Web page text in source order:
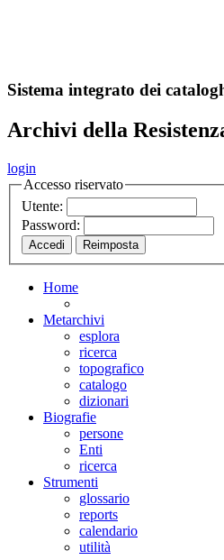
Sistema integrato dei
Archivi della
login
Accesso riservato
Utente:
Password:
Home
Metarchivi
esplora
ricerca
topografico
catalogo
dizionari
Biografie
persone
Enti
ricerca
Strumenti
glossario
reports
calendario
utilità